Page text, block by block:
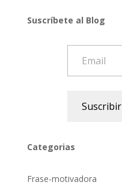
Suscríbete al Blog
Suscribir
Categorias
Frase-motivadora